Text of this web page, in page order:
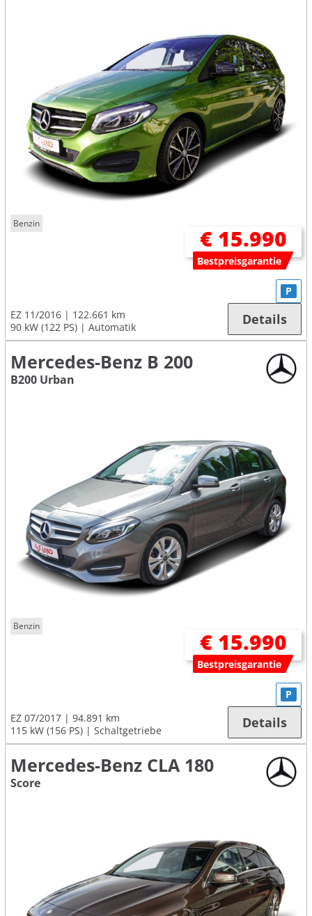
Benzin
€ 15.990
Bestpreisgarantie
EZ 11/2016
122.661 km
90 kW (122 PS)
Automatik
P
Details
Mercedes-Benz B 200
B200 Urban
Benzin
€ 15.990
Bestpreisgarantie
EZ 07/2017
94.891 km
115 kW (156 PS)
Schaltgetriebe
P
Details
Mercedes-Benz CLA 180
Score